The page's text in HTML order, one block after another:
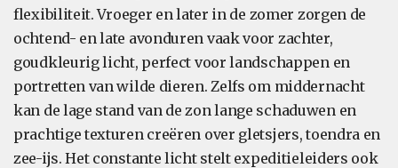
flexibiliteit. Vroeger en later in de zomer zorgen de
ochtend- en late avonduren vaak voor zachter,
goudkleurig licht, perfect voor landschappen en
portretten van wilde dieren. Zelfs om middernacht
kan de lage stand van de zon lange schaduwen en
prachtige texturen creëren over gletsjers, toendra en
zee-ijs. Het constante licht stelt expeditieleiders ook